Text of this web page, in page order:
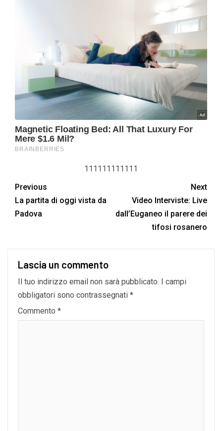
111111111111
Previous
La partita di oggi vista da
Padova
Next
Video Interviste: Live
dall’Euganeo il parere dei
tifosi rosanero
Lascia un commento
Il tuo indirizzo email non sarà pubblicato.
I campi
obbligatori sono contrassegnati *
Commento *